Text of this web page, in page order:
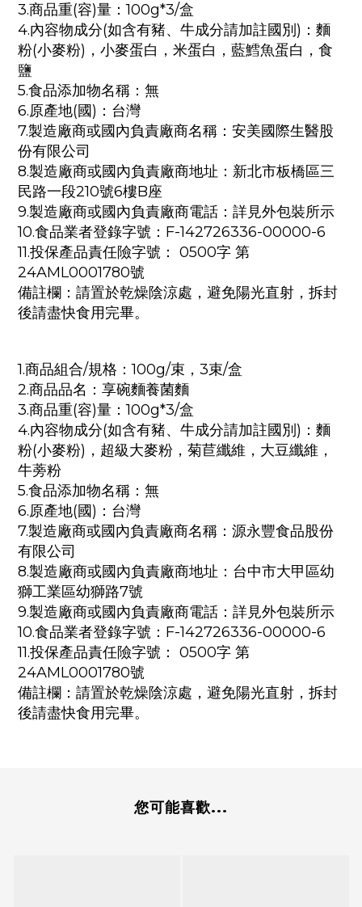
3.商品重(容)量：100g*3/盒
4.內容物成分(如含有豬、牛成分請加註國別)：麵
粉(小麥粉)，小麥蛋白，米蛋白，藍鱈魚蛋白，食
鹽
5.食品添加物名稱：無
6.原產地(國)：台灣
7.製造廠商或國內負責廠商名稱：安美國際生醫股
份有限公司
8.製造廠商或國內負責廠商地址：新北市板橋區三
民路一段210號6樓B座
9.製造廠商或國內負責廠商電話：詳見外包裝所示
10.食品業者登錄字號：F-142726336-00000-6
11.投保產品責任險字號： 0500字 第
24AML0001780號
備註欄：請置於乾燥陰涼處，避免陽光直射，拆封
後請盡快食用完畢。
1.商品組合/規格：100g/束，3束/盒
2.商品品名：享碗麵養菌麵
3.商品重(容)量：100g*3/盒
4.內容物成分(如含有豬、牛成分請加註國別)：麵
粉(小麥粉)，超級大麥粉，菊苣纖維，大豆纖維，
牛蒡粉
5.食品添加物名稱：無
6.原產地(國)：台灣
7.製造廠商或國內負責廠商名稱：源永豐食品股份
有限公司
8.製造廠商或國內負責廠商地址：台中市大甲區幼
獅工業區幼獅路7號
9.製造廠商或國內負責廠商電話：詳見外包裝所示
10.食品業者登錄字號：F-142726336-00000-6
11.投保產品責任險字號： 0500字 第
24AML0001780號
備註欄：請置於乾燥陰涼處，避免陽光直射，拆封
後請盡快食用完畢。
您可能喜歡...